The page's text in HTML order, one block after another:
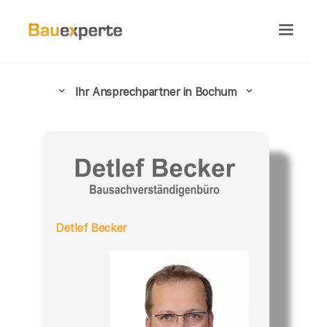
Ihr Ansprechpartner in Bochum
Detlef Becker